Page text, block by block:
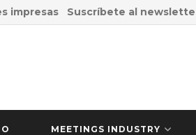
impresas Suscríbete al
MEETINGS INDUSTRY